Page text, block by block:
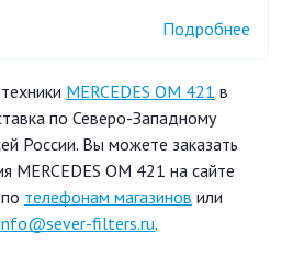
Подробнее
MERCEDES OM 421 в
по Северо-Западному
России. Вы можете заказать
MERCEDES OM 421 на сайте
телефонам магазинов или
filters.ru.